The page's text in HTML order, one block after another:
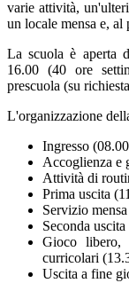
varie attività,
un locale mensa e, al
La scuola è aperta
16.00 (40 ore
prescuola (su
L'organizzazione
Ingresso
Accoglienza e
Attività di
Prima uscita
Servizio
Seconda
Gioco libero,
curricolari
Uscita a fine